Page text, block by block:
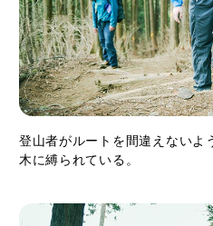
登山者がルートを間違えないよ
木に縛られている。